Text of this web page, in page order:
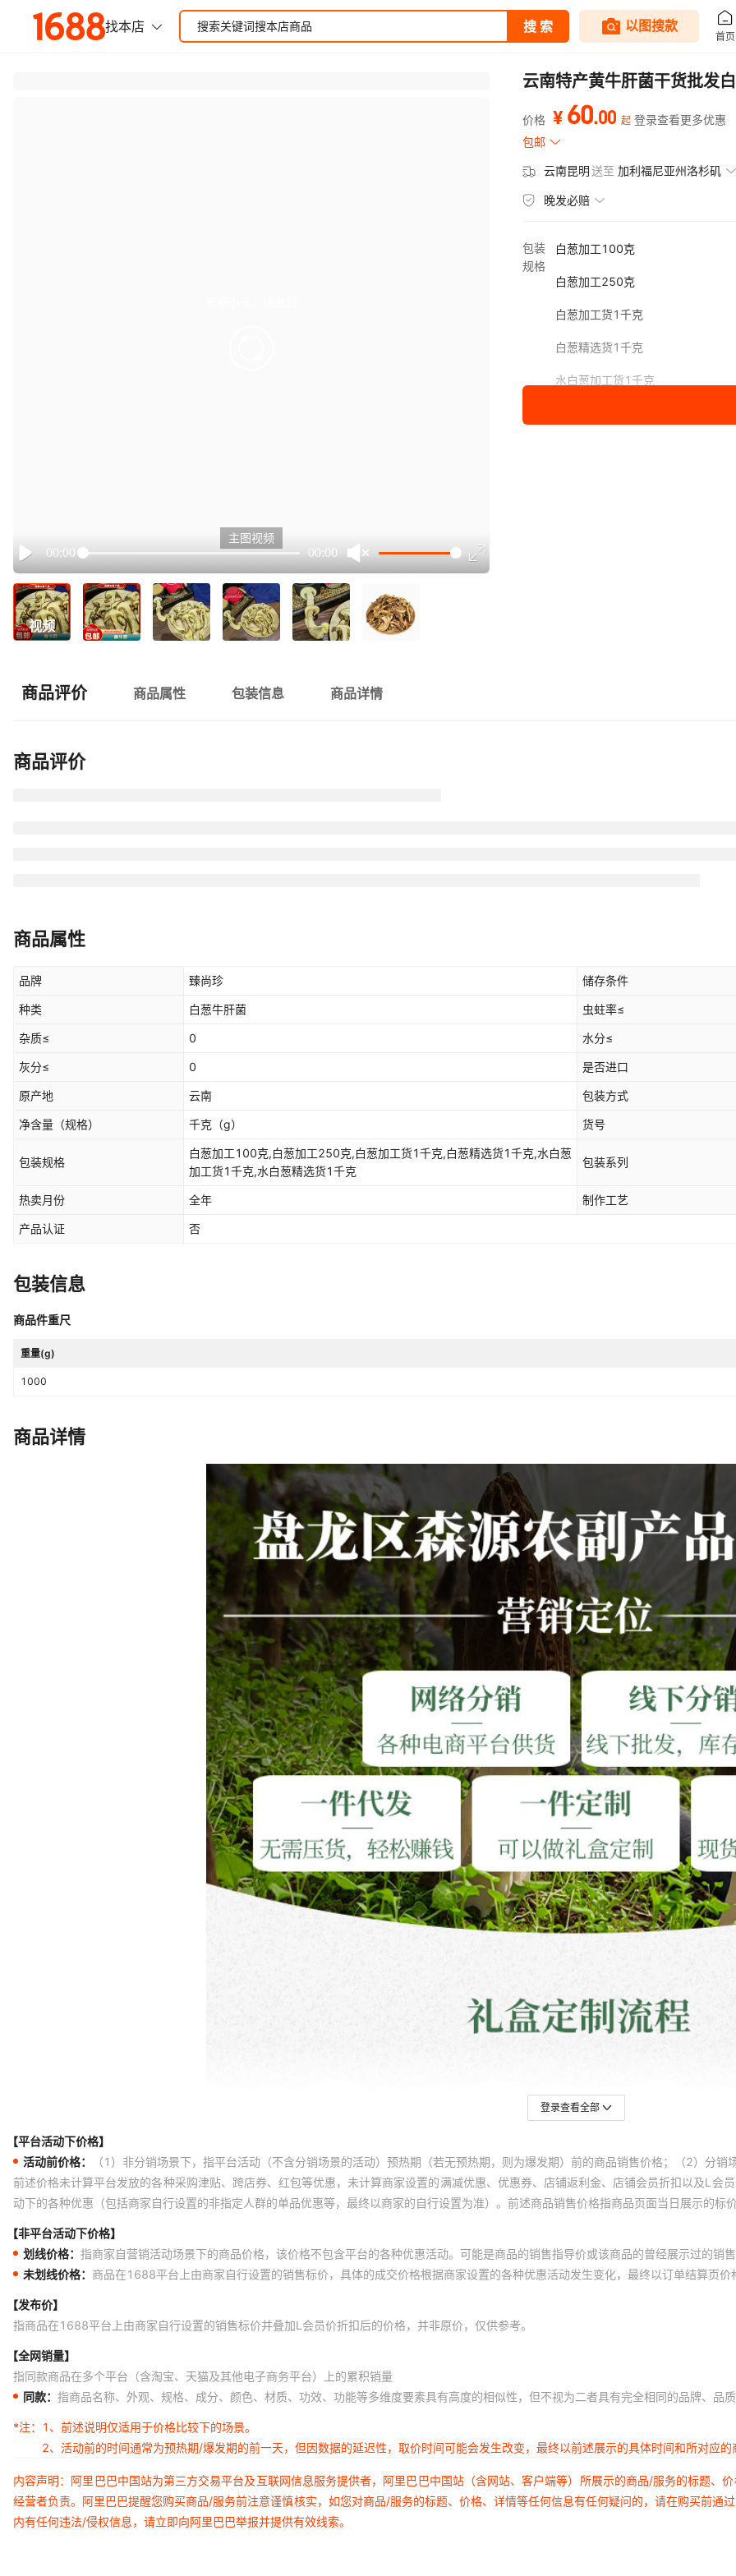
Play
00:00 00:00
主图视频
视频
云南特产黄牛肝菌干货批发
价格 ¥ 60.00 起 登录查看更多优惠
包邮
云南昆明送至 加利福尼亚州洛杉矶
晚发必赔
包装
规格
白葱加工100克
白葱加工250克
白葱加工货1千克
白葱精选货1千克
水白葱加工货1千克
商品评价 商品属性 包装信息 商品详情
商品评价
商品属性
品牌 臻尚珍 储存条件
种类 白葱牛肝菌 虫蛀率≤
杂质≤ 0 水分≤
灰分≤ 0 是否进口
原产地 云南 包装方式
净含量（规格） 千克 （g） 货号
包装规格
白葱加工100克,白葱加工250克,白葱加工货1千克,白葱精选货1千克,水白葱
加工货1千克,水白葱精选货1千克
包装系列
热卖月份 全年 制作工艺
产品认证 否
包装信息
商品件重尺
重量(g)
1000
商品详情
登录查看全部
【平台活动下价格】
活动前价格：
（1）非分销场景下，指平台活动（不含分销场景的活动）预热期（若无预热期，则为爆发期）前的商品销售价格；（2）分
前述价格未计算平台发放的各种采购津贴、跨店券、红包等优惠，未计算商家设置的满减优惠、优惠券、店铺返利金、店铺会员折扣以及L会
动下的各种优惠（包括商家自行设置的非指定人群的单品优惠等，最终以商家的自行设置为准）。前述商品销售价格指商品页面当日展示的
【非平台活动下价格】
划线价格： 指商家自营销活动场景下的商品价格，该价格不包含平台的各种优惠活动。可能是商品的销售指导价或该商品的曾经展示过的销
未划线价格： 商品在1688平台上由商家自行设置的销售标价，具体的成交价格根据商家设置的各种优惠活动发生变化，最终以订单结算页价
【发布价】
指商品在1688平台上由商家自行设置的销售标价并叠加L会员价折扣后的价格，并非原价，仅供参考。
【全网销量】
指同款商品在多个平台（含淘宝、天猫及其他电子商务平台）上的累积销量
同款： 指商品名称、外观、规格、成分、颜色、材质、功效、功能等多维度要素具有高度的相似性，但不视为二者具有完全相同的品牌、品
*注：
1、前述说明仅适用于价格比较下的场景。
2、活动前的时间通常为预热期/爆发期的前一天，但因数据的延迟性，取价时间可能会发生改变，最终以前述展示的具体时间和所对应的
内容声明：阿里巴巴中国站为第三方交易平台及互联网信息服务提供者，阿里巴巴中国站（含网站、客户端等）所展示的商品/服务的标题、
经营者负责。阿里巴巴提醒您购买商品/服务前注意谨慎核实，如您对商品/服务的标题、价格、详情等任何信息有任何疑问的，请在购买前通
内有任何违法/侵权信息，请立即向阿里巴巴举报并提供有效线索。